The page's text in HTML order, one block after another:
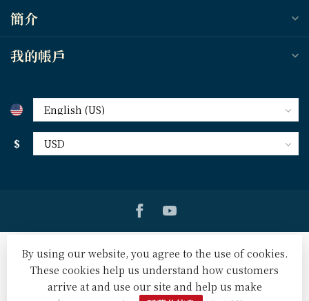
簡介
我的帳戶
$
© Copyright 2026 天道北美網路書房 U.S. Tien Dao Books
By using our website, you agree to the use of cookies.
These cookies help us understand how customers
arrive at and use our site and help us make